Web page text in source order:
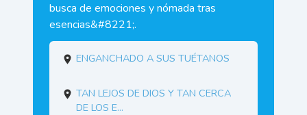
busca de emociones y nómada tras
esencias&#8221;.
Enganchado a sus tuétanos
Tan lejos de Dios y tan cerca
de los E...